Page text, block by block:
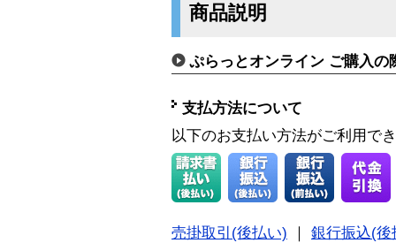
商品説明
ぷらっとオンライン ご購入の
支払方法について
以下のお支払い方法がご利用で
売掛取引(後払い)
銀行振込(後